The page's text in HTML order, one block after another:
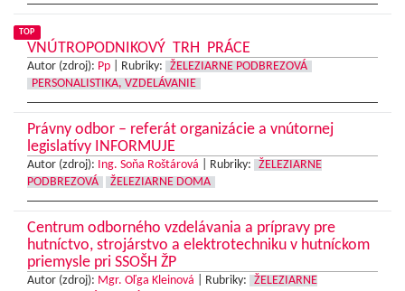
TOP
VNÚTROPODNIKOVÝ TRH PRÁCE
Autor (zdroj): Pp Rubriky:
ŽELEZIARNE PODBREZOVÁ
PERSONALISTIKA, VZDELÁVANIE
Právny odbor – referát organizácie a vnútornej
legislatívy INFORMUJE
Autor (zdroj): Ing. Soňa Roštárová Rubriky:
ŽELEZIARNE
PODBREZOVÁ
ŽELEZIARNE DOMA
Centrum odborného vzdelávania a prípravy pre
hutníctvo, strojárstvo a elektrotechniku v hutníckom
priemysle pri SSOŠH ŽP
Autor (zdroj): Mgr. Oľga Kleinová Rubriky:
ŽELEZIARNE